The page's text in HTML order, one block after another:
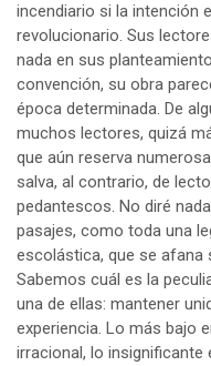
incendiario si la intención
revolucionario. Sus
nada en sus
convención, su obra
época determinada. De
muchos lectores, quizá
que aún reserva
salva, al contrario, de
pedantescos. No diré
pasajes, como toda una
escolástica, que se afana
Sabemos cuál es la
una de ellas: mantener
experiencia. Lo más bajo
irracional, lo insignificante